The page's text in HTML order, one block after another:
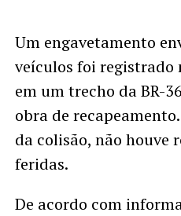
Um engavetamento
veículos foi
em um trecho da BR-
obra de
da colisão, não houve
feridas.
De acordo com